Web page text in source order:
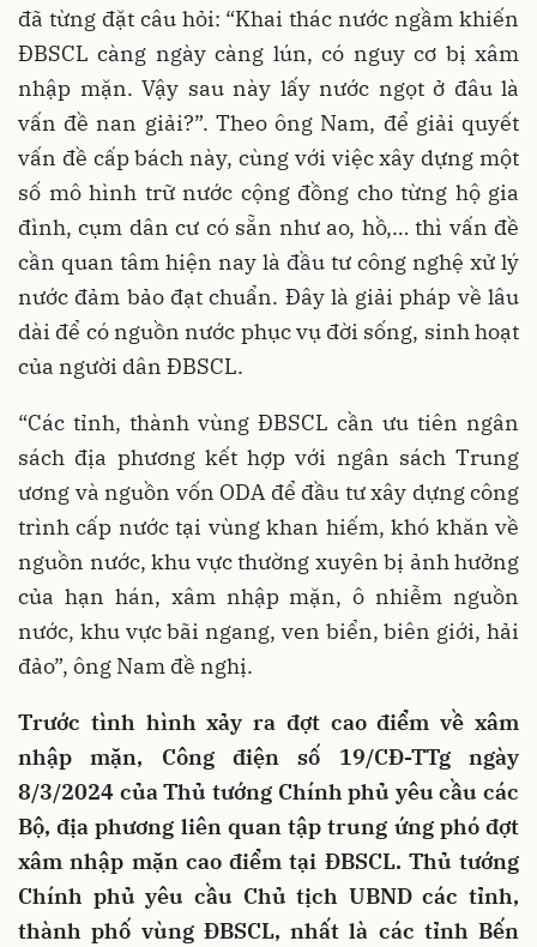
đã từng đặt câu hỏi: “Khai thác nước ngầm khiến
ĐBSCL càng ngày càng lún, có nguy cơ bị xâm
nhập mặn. Vậy sau này lấy nước ngọt ở đâu là
vấn đề nan giải?”. Theo ông Nam, để giải quyết
vấn đề cấp bách này, cùng với việc xây dựng một
số mô hình trữ nước cộng đồng cho từng hộ gia
đình, cụm dân cư có sẵn như ao, hồ,… thì vấn đề
cần quan tâm hiện nay là đầu tư công nghệ xử lý
nước đảm bảo đạt chuẩn. Đây là giải pháp về lâu
dài để có nguồn nước phục vụ đời sống, sinh hoạt
của người dân ĐBSCL.
“Các tỉnh, thành vùng ĐBSCL cần ưu tiên ngân
sách địa phương kết hợp với ngân sách Trung
ương và nguồn vốn ODA để đầu tư xây dựng công
trình cấp nước tại vùng khan hiếm, khó khăn về
nguồn nước, khu vực thường xuyên bị ảnh hưởng
của hạn hán, xâm nhập mặn, ô nhiễm nguồn
nước, khu vực bãi ngang, ven biển, biên giới, hải
đảo”, ông Nam đề nghị.
Trước tình hình xảy ra đợt cao điểm về xâm
nhập mặn, Công điện số 19/CĐ-TTg ngày
8/3/2024 của Thủ tướng Chính phủ yêu cầu các
Bộ, địa phương liên quan tập trung ứng phó đợt
xâm nhập mặn cao điểm tại ĐBSCL. Thủ tướng
Chính phủ yêu cầu Chủ tịch UBND các tỉnh,
thành phố vùng ĐBSCL, nhất là các tỉnh Bến